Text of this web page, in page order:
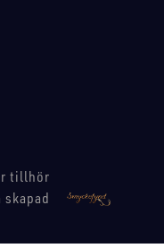
tillhör
skapad